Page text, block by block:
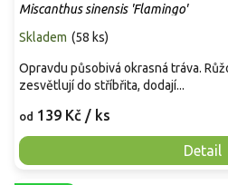
Miscanthus sinensis 'Flamingo'
Skladem (58 ks)
od 139 Kč / ks
Detail
Opravdu působivá okrasná tráva.
zesvětlují do stříbřita, dodají...